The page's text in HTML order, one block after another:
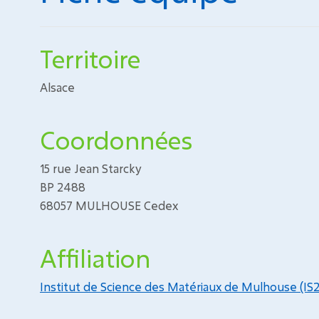
Territoire
Alsace
Coordonnées
15 rue Jean Starcky
BP 2488
68057 MULHOUSE Cedex
Affiliation
Institut de Science des Matériaux de Mulhouse